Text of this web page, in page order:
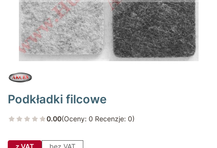
Podkładki filcowe
0.00(Oceny: 0 Recenzje: 0)
z VAT bez VAT